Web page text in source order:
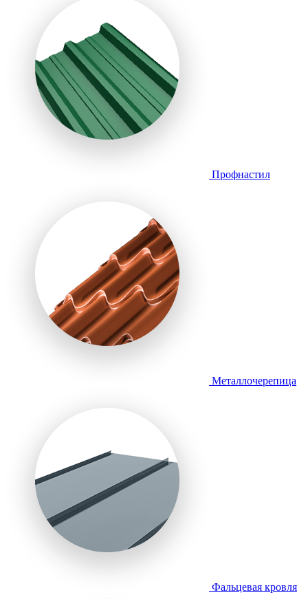
Профнастил
Металлочерепица
Фальцевая кровля